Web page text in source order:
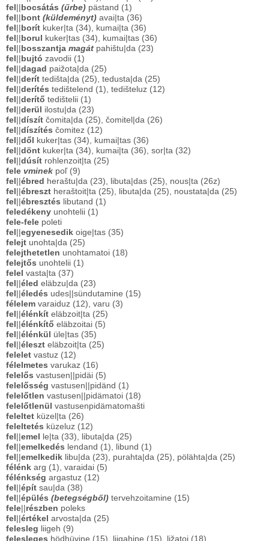
fel
bocsátás (űrbe) pästand (1)
fel
bont (küldeményt) avai|ta (36)
fel
borít kuker|ta (34), kumai|ta (36)
fel
borul
kuker|tas (34), kumai|tas (36)
fel
bosszantja magát pahištu|da (23)
fel
bujtó zavodii (1)
fel
dagad paižota|da (25)
fel
derít tedišta|da (25), tedusta|da (25)
fel
derítés tedištelend (1), tedišteluz (12)
fel
derítő tedištelii (1)
fel
derül ilostu|da (23)
fel
díszít čomita|da (25), čomitel|da (26)
fel
díszítés čomitez (12)
fel
dől
kuker|tas (34), kumai|tas (36)
fel
dönt kuker|ta (34), kumai|ta (36), sor|ta (32)
fel
dúsít rohlenzoit|ta (25)
fele vminek poľ (9)
fel
ébred heraštu|da (23), libuta|das (25), nous|ta (26z)
fel
ébreszt heraštoit|ta (25), libuta|da (25), noustata|da (25)
fel
ébresztés libutand (1)
feledékeny unohtelii (1)
fele-fele poleti
fel
egyenesedik oige|tas (35)
felejt unohta|da (25)
felejthetetlen unohtamatoi (18)
felejtős unohtelii (1)
felel vasta|ta (37)
fel
éled eläbzu|da (23)
fel
éledés udes||sündutamine (15)
félelem varaiduz (12), varu (3)
fel
élénkít eläbzoit|ta (25)
fel
élénkítő eläbzoitai (5)
fel
élénkül üle|tas (35)
fel
éleszt eläbzoit|ta (25)
felelet vastuz (12)
félelmetes varukaz (16)
felelős vastusen||pidäi (5)
felelősség vastusen||pidänd (1)
felelőtlen vastusen||pidämatoi (18)
felelőtlenül vastusenpidämatomašti
feleltet küzel|ta (26)
feleltetés küzeluz (12)
fel
emel
le|ta (33), libuta|da (25)
fel
emelkedés lendand (1), libund (1)
fel
emelkedik libu|da (23), purahta|da (25), pölähta|da (25)
félénk arg (1), varaidai (5)
félénkség argastuz (12)
fel
épít sau|da (38)
fel
épülés (betegségből) tervehzoitamine (15)
fele részben poleks
fel
értékel arvosta|da (25)
felesleg liigeh (9)
felesleges hödhüvine (15), liigahine (15), ližatoi (18)